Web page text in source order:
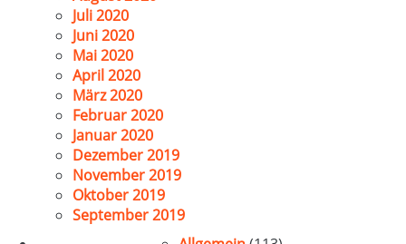
Juli 2020
Juni 2020
Mai 2020
April 2020
März 2020
Februar 2020
Januar 2020
Dezember 2019
November 2019
Oktober 2019
September 2019